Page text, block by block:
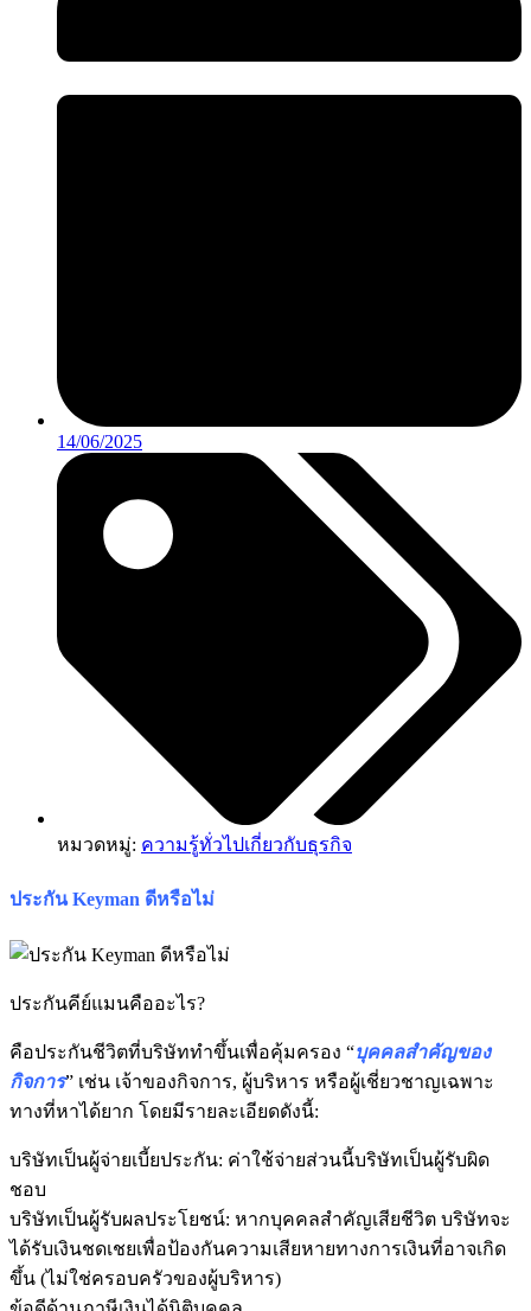
14/06/2025
หมวดหมู่: ความรู้ทั่วไปเกี่ยวกับธุรกิจ
ประกัน Keyman ดีหรือไม่
ประกันคีย์แมนคืออะไร?
คือประกันชีวิตที่บริษัททำขึ้นเพื่อคุ้มครอง “บุคคลสำคัญของ
กิจการ” เช่น เจ้าของกิจการ, ผู้บริหาร หรือผู้เชี่ยวชาญเฉพาะ
ทางที่หาได้ยาก โดยมีรายละเอียดดังนี้:
บริษัทเป็นผู้จ่ายเบี้ยประกัน: ค่าใช้จ่ายส่วนนี้บริษัทเป็นผู้รับผิด
ชอบ
บริษัทเป็นผู้รับผลประโยชน์: หากบุคคลสำคัญเสียชีวิต บริษัทจะ
ได้รับเงินชดเชยเพื่อป้องกันความเสียหายทางการเงินที่อาจเกิด
ขึ้น (ไม่ใช่ครอบครัวของผู้บริหาร)